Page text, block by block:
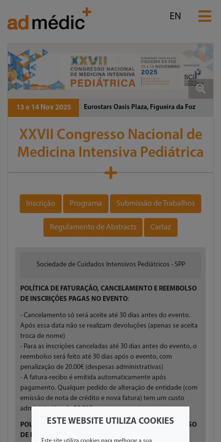
EN
13 e 14 Nov 2025 Eurostars Oasis Plaza, Figueira da Foz
XXVII Congresso Nacional de
Medicina Intensiva Pediátrica
Inscrição Programa Submissão de Trabalhos
Regulamento de Abstracts Cartaz
Sociedade de Cuidados Intensivos Pediátricos - SPP
POLÍTICA DE FATURAÇÃO, CANCELAMENTO E REEMBOLSO
DE INSCRIÇÕES PAGAS NO EVENTO:
- Cancelamento só será aceite até 30 dias antes do evento.
Após essa data não se realizam devoluções (apenas se aceita
troca de nome)
- Para as inscrições canceladas até 30 dias antes do evento, o
reembolso será feito até 30 dias após o evento, com
penalização de 20.00€ (despesas administrativas)
- A fatura-recibo é emitida automaticamente após
pagamento. Qualquer pedido de alteração de entidade (com
emissão de nota de crédito e nova fatura) tem um custo
administrativo de 20,00€.
POLÍTICA DE FATURAÇÃO, CANCELAMENTO E REEMBOLSO
DE INSCRIÇÕES PAGAS NOS CURSOS
ESTE WEBSITE UTILIZA COOKIES